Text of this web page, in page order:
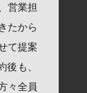
営業担
たから
て提案
も、
々全員